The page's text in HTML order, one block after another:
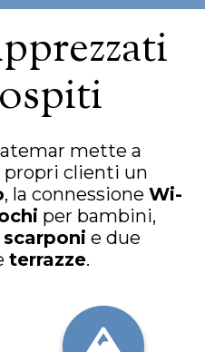
mette a
propri clienti un
, la connessioneWi-
per bambini,
e due
terrazze.